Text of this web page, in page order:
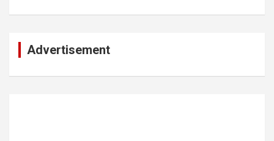
Advertisement